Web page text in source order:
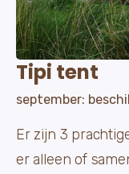
Tipi tent
september:
Er zijn 3
er alleen of